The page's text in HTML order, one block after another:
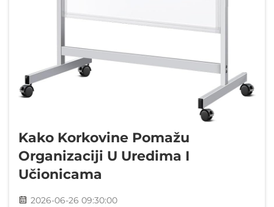
Kako Korkovine Pomažu
Organizaciji U Uredima I
Učionicama
2026-06-26 09:30:00